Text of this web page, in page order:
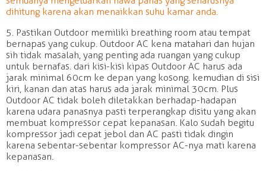
dihitung karena akan menaikkan suhu kamar anda.
5. Pastikan Outdoor memiliki breathing room atau tempat
bernapas yang cukup. Outdoor AC kena matahari dan hujan
sih tidak masalah, yang penting ada ruangan yang cukup
untuk bernafas. dari kisi-kisi kipas Outdoor AC harus ada
jarak minimal 60cm ke depan yang kosong. kemudian di sisi
kiri, kanan dan atas harus ada jarak minimal 30cm. Plus
Outdoor AC tidak boleh diletakkan berhadap-hadapan
karena udara panasnya pasti terperangkap disitu yang akan
membuat kompressor cepat kepanasan. Kalo sudah begitu
kompressor jadi cepat jebol dan AC pasti tidak dingin
karena sebentar-sebentar kompressor AC-nya mati karena
kepanasan.